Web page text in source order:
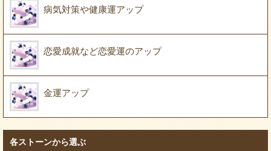
病気対策や健康運アップ
恋愛成就など恋愛運のアップ
金運アップ
各ストーンから選ぶ